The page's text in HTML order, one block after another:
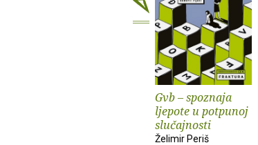
Gvb – spoznaja
ljepote u potpunoj
slučajnosti
Želimir Periš